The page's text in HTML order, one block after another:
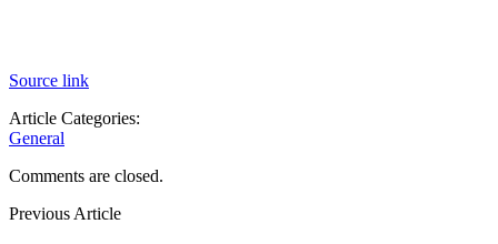
Source link
Article Categories:
General
Comments are closed.
Previous Article